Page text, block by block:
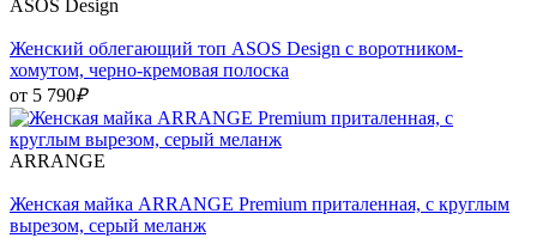
ASOS Design
Женский облегающий топ ASOS Design с воротником-
хомутом, черно-кремовая полоска
от 5 790₽
ARRANGE
Женская майка ARRANGE Premium приталенная, с круглым
вырезом, серый меланж